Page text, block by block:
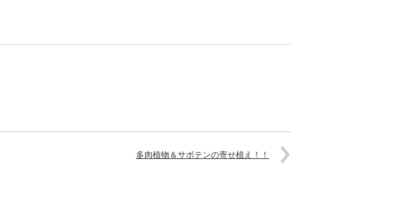
多肉植物＆サボテンの寄せ植え！！